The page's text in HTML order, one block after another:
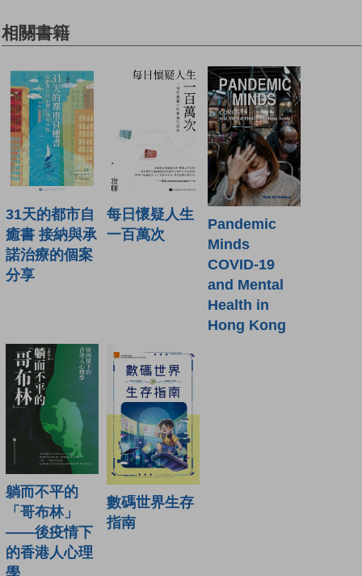
相關書籍
31天的都市自
癒書 接納與承
諾治療的個案
分享
每日懷疑人生
一百萬次
Pandemic
Minds
COVID-19
and Mental
Health in
Hong Kong
躺而不平的
「哥布林」
——後疫情下
的香港人心理
學
數碼世界生存
指南